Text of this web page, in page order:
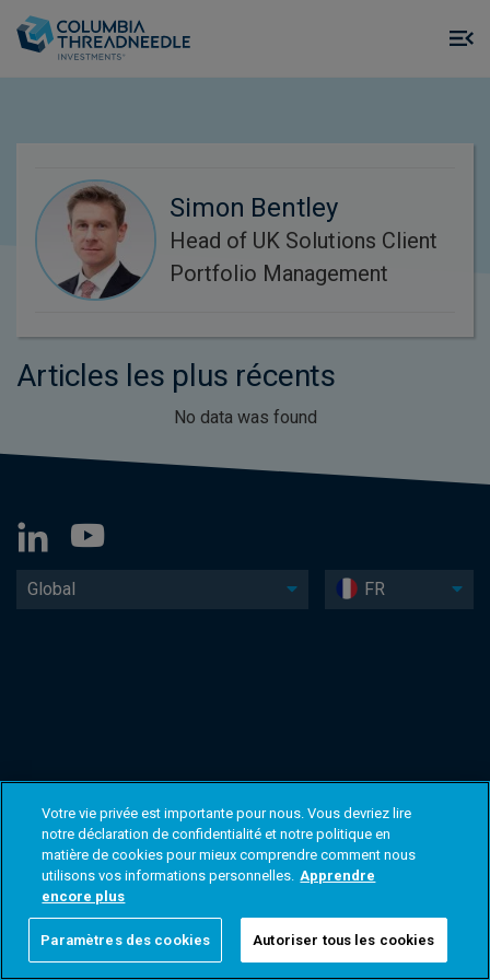
Simon Bentley
Head of UK Solutions Client
Portfolio Management
Articles les plus récents
No data was found
Global FR
Votre vie privée est importante pour nous. Vous devriez lire
notre déclaration de confidentialité et notre politique en
matière de cookies pour mieux comprendre comment nous
utilisons vos informations personnelles. Apprendre
encore plus
Paramètres des cookies Autoriser tous les cookies